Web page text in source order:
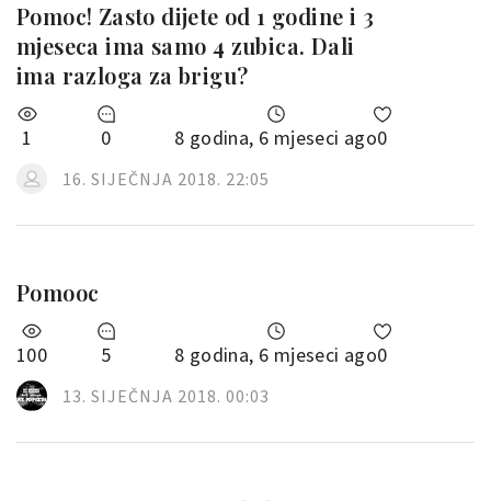
Pomoc! Zasto dijete od 1 godine i 3
mjeseca ima samo 4 zubica. Dali
ima razloga za brigu?
1 0 8 godina, 6 mjeseci ago0
16. SIJEČNJA 2018. 22:05
Pomooc
100 5 8 godina, 6 mjeseci ago0
13. SIJEČNJA 2018. 00:03